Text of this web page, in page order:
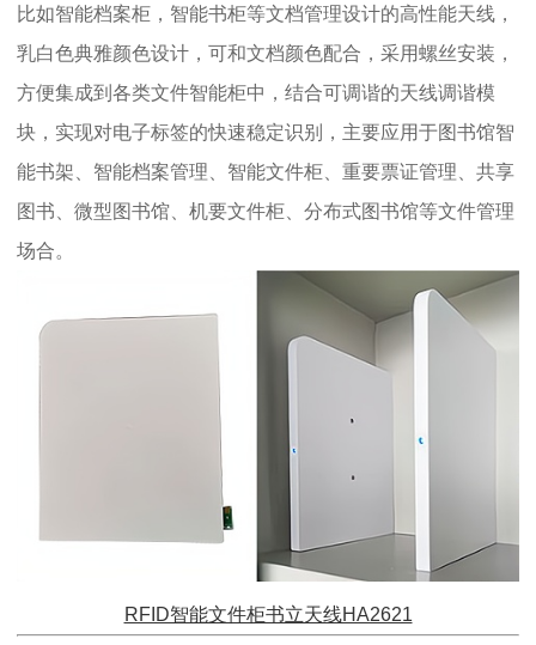
比如智能档案柜，智能书柜等文档管理设计的高性能天线，
乳白色典雅颜色设计，可和文档颜色配合，采用螺丝安装，
方便集成到各类文件智能柜中，结合可调谐的天线调谐模
块，实现对电子标签的快速稳定识别，主要应用于图书馆智
能书架、智能档案管理、智能文件柜、重要票证管理、共享
图书、微型图书馆、机要文件柜、分布式图书馆等文件管理
场合。
RFID智能文件柜书立天线HA2621